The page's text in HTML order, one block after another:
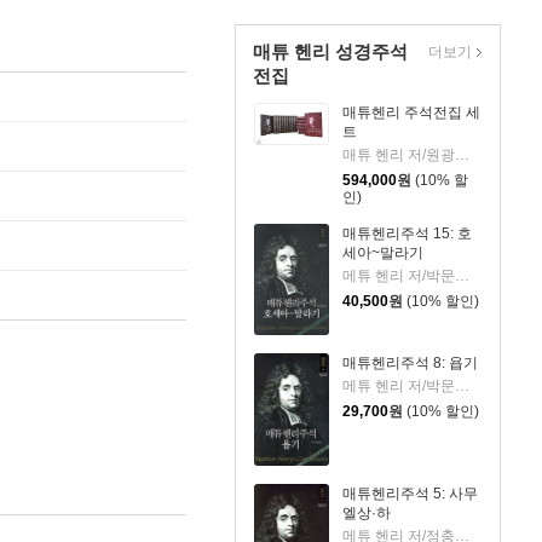
매튜 헨리 성경주석
전집
매튜헨리 주석전집 세
트
매튜 헨리 저/원광연 역
594,000원 (10% 할
인)
매튜헨리주석 15: 호
세아~말라기
메튜 헨리 저/박문재 역
40,500원 (10% 할인)
매튜헨리주석 8: 욥기
메튜 헨리 저/박문재 역
29,700원 (10% 할인)
매튜헨리주석 5: 사무
엘상·하
메튜 헨리 저/정충하 역
더보기